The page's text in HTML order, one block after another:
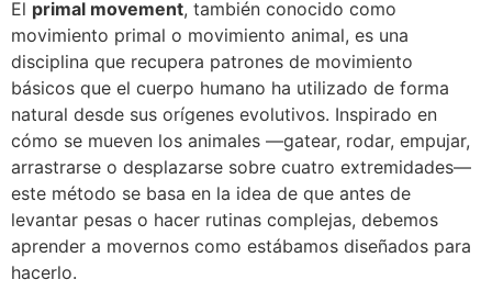
El primal movement, también conocido como
movimiento primal o movimiento animal, es una
disciplina que recupera patrones de movimiento
básicos que el cuerpo humano ha utilizado de forma
natural desde sus orígenes evolutivos. Inspirado en
cómo se mueven los animales —gatear, rodar, empujar,
arrastrarse o desplazarse sobre cuatro extremidades—
este método se basa en la idea de que antes de
levantar pesas o hacer rutinas complejas, debemos
aprender a movernos como estábamos diseñados para
hacerlo.